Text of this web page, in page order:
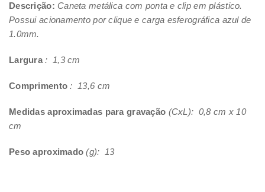
Descrição: Caneta metálica com ponta e clip em plástico.
Possui acionamento por clique e carga esferográfica azul de
1.0mm.
Largura: 1,3 cm
Comprimento : 13,6 cm
Medidas aproximadas para gravação (CxL): 0,8 cm x 10
cm
Peso aproximado (g): 13